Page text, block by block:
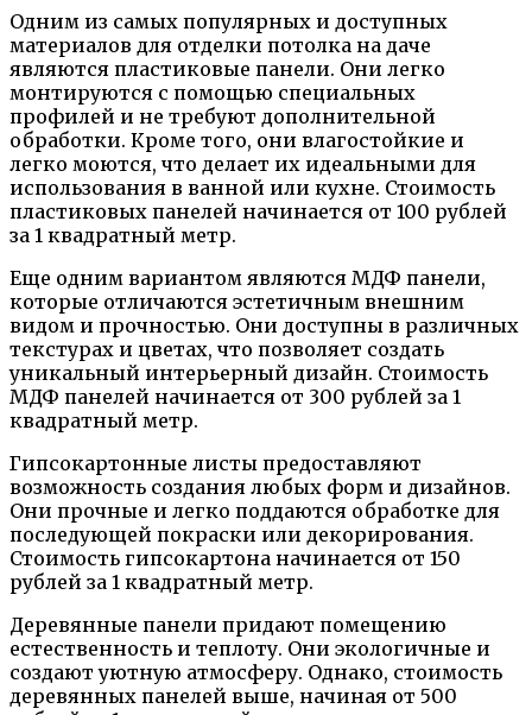
Одним из самых популярных и доступных
материалов для отделки потолка на даче
являются пластиковые панели. Они легко
монтируются с помощью специальных
профилей и не требуют дополнительной
обработки. Кроме того, они влагостойкие и
легко моются, что делает их идеальными для
использования в ванной или кухне. Стоимость
пластиковых панелей начинается от 100 рублей
за 1 квадратный метр.
Еще одним вариантом являются МДФ панели,
которые отличаются эстетичным внешним
видом и прочностью. Они доступны в различных
текстурах и цветах, что позволяет создать
уникальный интерьерный дизайн. Стоимость
МДФ панелей начинается от 300 рублей за 1
квадратный метр.
Гипсокартонные листы предоставляют
возможность создания любых форм и дизайнов.
Они прочные и легко поддаются обработке для
последующей покраски или декорирования.
Стоимость гипсокартона начинается от 150
рублей за 1 квадратный метр.
Деревянные панели придают помещению
естественность и теплоту. Они экологичные и
создают уютную атмосферу. Однако, стоимость
деревянных панелей выше, начиная от 500